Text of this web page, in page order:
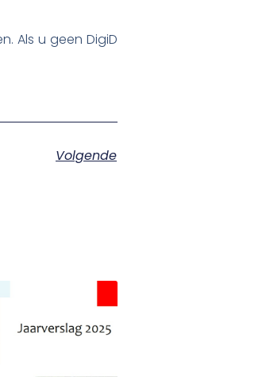
Als u geen DigiD
Volgende